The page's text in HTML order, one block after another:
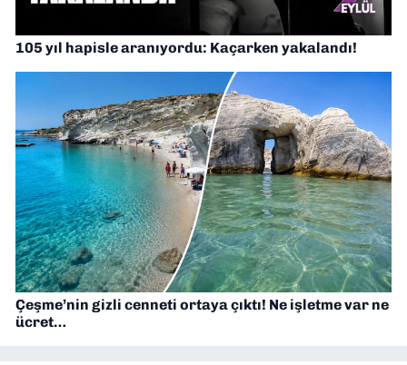
105 yıl hapisle aranıyordu: Kaçarken yakalandı!
Çeşme’nin gizli cenneti ortaya çıktı! Ne işletme var ne
ücret…